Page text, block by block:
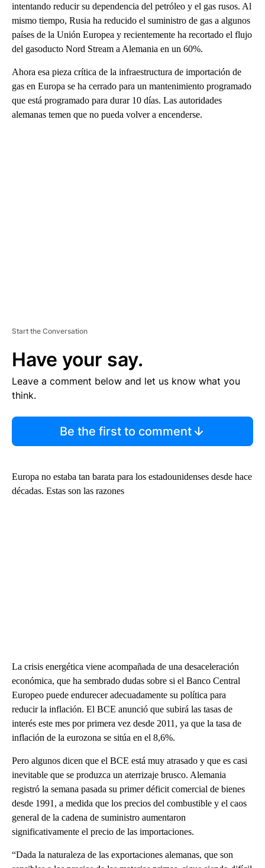
intentando reducir su dependencia del petróleo y el gas rusos. Al
mismo tiempo, Rusia ha reducido el suministro de gas a algunos
países de la Unión Europea y recientemente ha recortado el flujo
del gasoducto Nord Stream a Alemania en un 60%.
Ahora esa pieza crítica de la infraestructura de importación de
gas en Europa se ha cerrado para un mantenimiento programado
que está programado para durar 10 días. Las autoridades
alemanas temen que no pueda volver a encenderse.
Start the Conversation
Have your say.
Leave a comment below and let us know what you
think.
Be the first to comment
Europa no estaba tan barata para los estadounidenses desde hace
décadas. Estas son las razones
La crisis energética viene acompañada de una desaceleración
económica, que ha sembrado dudas sobre si el Banco Central
Europeo puede endurecer adecuadamente su política para
reducir la inflación. El BCE anunció que subirá las tasas de
interés este mes por primera vez desde 2011, ya que la tasa de
inflación de la eurozona se sitúa en el 8,6%.
Pero algunos dicen que el BCE está muy atrasado y que es casi
inevitable que se produzca un aterrizaje brusco. Alemania
registró la semana pasada su primer déficit comercial de bienes
desde 1991, a medida que los precios del combustible y el caos
general de la cadena de suministro aumentaron
significativamente el precio de las importaciones.
“Dada la naturaleza de las exportaciones alemanas, que son